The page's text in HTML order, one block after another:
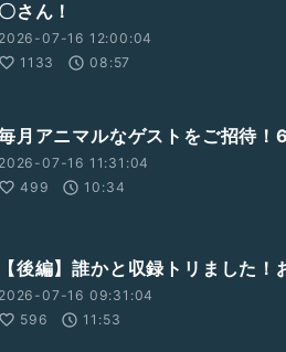
〇さん！
2026-07-16 12:00:04
1133
08:57
月アニマルなゲストをご招待！
2026-07-16 11:31:04
499
10:34
【後編】誰かと収録トリました
2026-07-16 09:31:04
596
11:53